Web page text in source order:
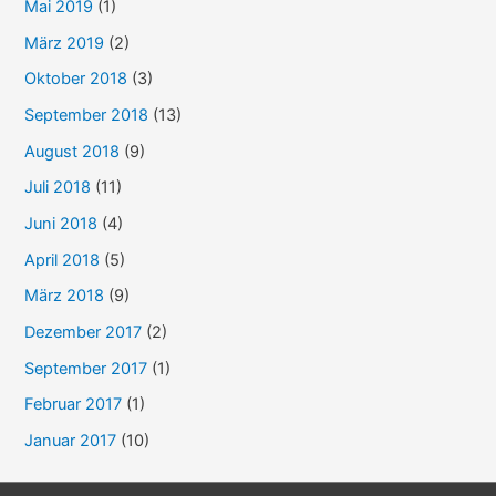
Mai 2019 (1)
März 2019 (2)
Oktober 2018 (3)
September 2018 (13)
August 2018 (9)
Juli 2018 (11)
Juni 2018 (4)
April 2018 (5)
März 2018 (9)
Dezember 2017 (2)
September 2017 (1)
Februar 2017 (1)
Januar 2017 (10)